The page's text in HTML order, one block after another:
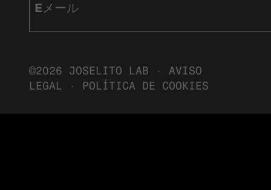
©2026 JOSELITO LAB · AVISO
LEGAL · POLÍTICA DE COOKIES